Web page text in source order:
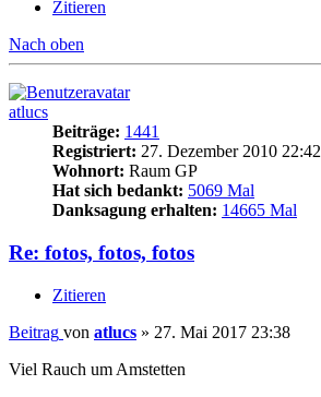
Zitieren
Nach oben
atlucs
Beiträge: 1441
Registriert: 27. Dezember 2010 22:42
Wohnort: Raum GP
Hat sich bedankt: 5069 Mal
Danksagung erhalten: 14665 Mal
Re: fotos, fotos, fotos
Zitieren
Beitrag von atlucs » 27. Mai 2017 23:38
Viel Rauch um Amstetten